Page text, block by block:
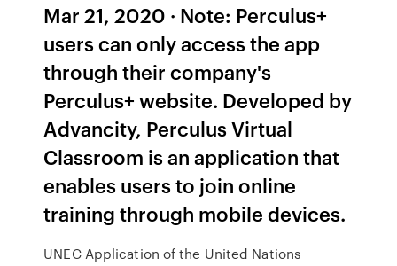
Mar 21, 2020 · Note: Perculus+
users can only access the app
through their company's
Perculus+ website. Developed by
Advancity, Perculus Virtual
Classroom is an application that
enables users to join online
training through mobile devices.
UNEC Application of the United Nations